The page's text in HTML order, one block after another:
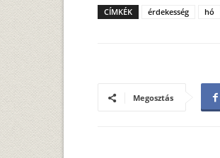
CÍMKÉK érdekesség hó
Megosztás